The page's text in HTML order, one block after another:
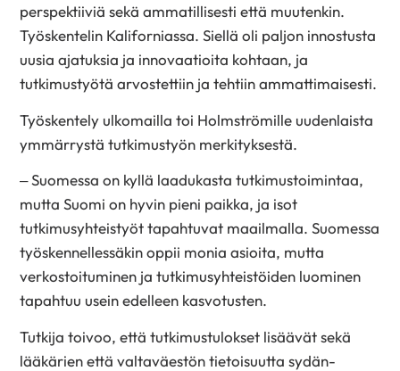
perspektiiviä sekä ammatillisesti että muutenkin.
Työskentelin Kaliforniassa. Siellä oli paljon innostusta
uusia ajatuksia ja innovaatioita kohtaan, ja
tutkimustyötä arvostettiin ja tehtiin ammattimaisesti.
Työskentely ulkomailla toi Holmströmille uudenlaista
ymmärrystä tutkimustyön merkityksestä.
– Suomessa on kyllä laadukasta tutkimustoimintaa,
mutta Suomi on hyvin pieni paikka, ja isot
tutkimusyhteistyöt tapahtuvat maailmalla. Suomessa
työskennellessäkin oppii monia asioita, mutta
verkostoituminen ja tutkimus­yhteistöiden luominen
tapahtuu usein edelleen kasvotusten.
Tutkija toivoo, että tutkimustulokset lisäävät sekä
lääkärien että valtaväestön tietoisuutta sydän­